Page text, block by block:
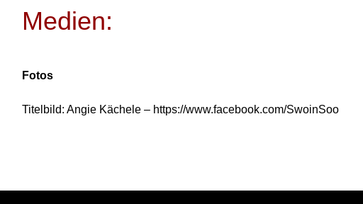
Medien:
Fotos
Titelbild: Angie Kächele – https://www.facebook.com/SwoinSoo